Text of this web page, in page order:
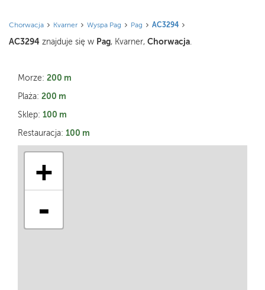
Chorwacja Kvarner Wyspa Pag Pag AC3294
AC3294 znajduje się w Pag, Kvarner, Chorwacja
Morze: 200 m
Plaża: 200 m
Sklep: 100 m
Restauracja: 100 m
+
-